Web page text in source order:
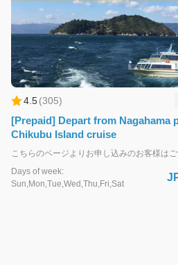
4.5(305)
[Prepaid] Depart from Nagahama
Chikubu Island cruise
Days of week:
Sun,Mon,Tue,Wed,Thu,Fri,Sat